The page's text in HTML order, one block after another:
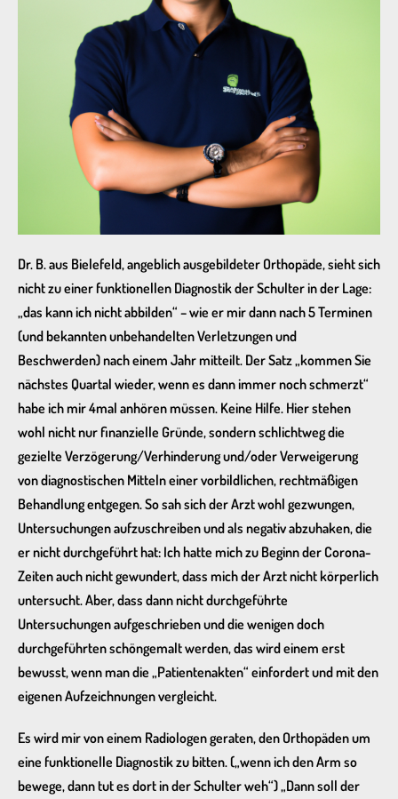
Dr. B. aus Bielefeld, angeblich ausgebildeter Orthopäde, sieht sich
nicht zu einer funktionellen Diagnostik der Schulter in der Lage:
„das kann ich nicht abbilden“ – wie er mir dann nach 5 Terminen
(und bekannten unbehandelten Verletzungen und
Beschwerden) nach einem Jahr mitteilt. Der Satz „kommen Sie
nächstes Quartal wieder, wenn es dann immer noch schmerzt“
habe ich mir 4mal anhören müssen. Keine Hilfe. Hier stehen
wohl nicht nur finanzielle Gründe, sondern schlichtweg die
gezielte Verzögerung/Verhinderung und/oder Verweigerung
von diagnostischen Mitteln einer vorbildlichen, rechtmäßigen
Behandlung entgegen. So sah sich der Arzt wohl gezwungen,
Untersuchungen aufzuschreiben und als negativ abzuhaken, die
er nicht durchgeführt hat: Ich hatte mich zu Beginn der Corona-
Zeiten auch nicht gewundert, dass mich der Arzt nicht körperlich
untersucht. Aber, dass dann nicht durchgeführte
Untersuchungen aufgeschrieben und die wenigen doch
durchgeführten schöngemalt werden, das wird einem erst
bewusst, wenn man die „Patientenakten“ einfordert und mit den
eigenen Aufzeichnungen vergleicht.
Es wird mir von einem Radiologen geraten, den Orthopäden um
eine funktionelle Diagnostik zu bitten. („wenn ich den Arm so
bewege, dann tut es dort in der Schulter weh“) „Dann soll der